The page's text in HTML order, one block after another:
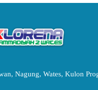
Nagung, Wates, Kulon